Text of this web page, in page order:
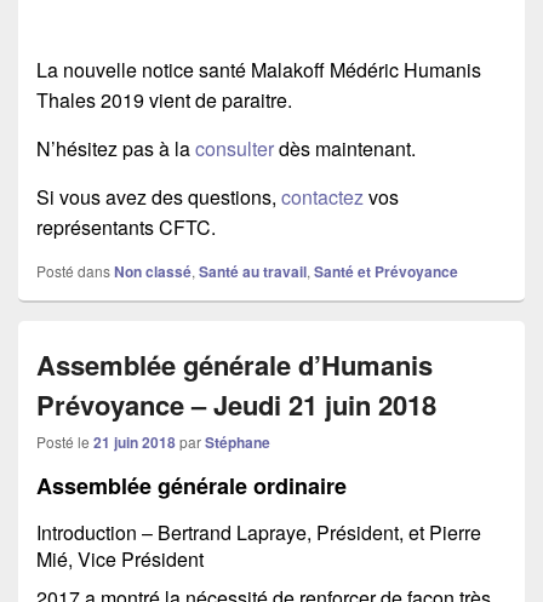
La nouvelle notice santé Malakoff Médéric Humanis
Thales 2019 vient de paraitre.
N’hésitez pas à laconsulterdès maintenant.
Si vous avez des questions, contactezvos
représentants CFTC.
Posté dansNon classé, Santé au travail, Santé et Prévoyance
Assemblée générale d’Humanis
Prévoyance – Jeudi 21 juin 2018
Posté le 21 juin 2018parStéphane
Assemblée générale ordinaire
Introduction – Bertrand Lapraye, Président, et Pierre
Mié, Vice Président